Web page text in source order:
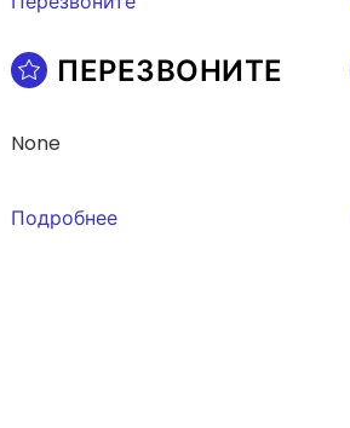
ПЕРЕЗВОНИТЕ
None
Подробнее